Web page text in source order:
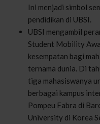
Ini menjadi simbol
pendidikan di UBSI.
UBSI mengambil
Student Mobility
kesempatan bagi
ternama dunia. Di
tiga mahasiswanya
berbagai kampus
Pompeu Fabra di
University di Korea